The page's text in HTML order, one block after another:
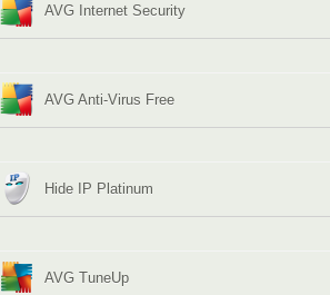
AVG Internet Security
AVG Anti-Virus Free
Hide IP Platinum
AVG TuneUp